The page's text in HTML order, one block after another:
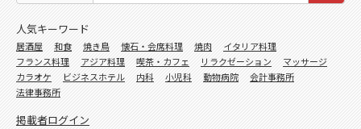
人気キーワード
居酒屋 和食 焼き鳥 懐石・会席料理 焼肉
イタリア料理
フランス料理
アジア料理 喫茶・カフェ リラクゼーション
マッサージ
カラオケ
ビジネスホテル 内科 小児科 動物病院
会計事務所
法律事務所
掲載者ログイン